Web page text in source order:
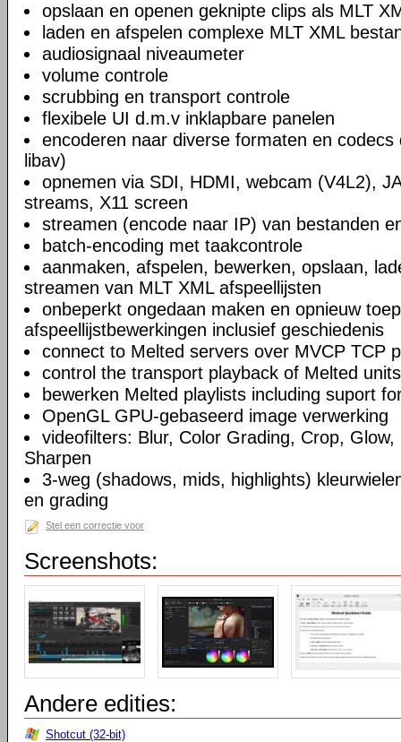
opslaan en openen geknipte clips als MLT
laden en afspelen complexe MLT XML
audiosignaal niveaumeter
volume controle
scrubbing en transport controle
flexibele UI d.m.v inklapbare panelen
encoderen naar diverse formaten en codecs
libav)
opnemen via SDI, HDMI, webcam (V4L2),
streams, X11 screen
streamen (encode naar IP) van bestanden
batch-encoding met taakcontrole
aanmaken, afspelen, bewerken, opslaan,
streamen van MLT XML afspeellijsten
onbeperkt ongedaan maken en opnieuw
afspeellijstbewerkingen inclusief geschiedenis
connect to Melted servers over MVCP TCP
control the transport playback of Melted units
bewerken Melted playlists including suport
OpenGL GPU-gebaseerd image verwerking
videofilters: Blur, Color Grading, Crop,
Sharpen
3-weg (shadows, mids, highlights)
en grading
Stel een correctie voor
Screenshots:
Andere edities:
Shotcut (32-bit)